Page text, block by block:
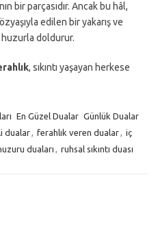
bir parçasıdır. Ancak bu hâl,
edilen bir yakarış ve
huzurla doldurur.
, sıkıntı yaşayan herkese
En Güzel Dualar Günlük Dualar
dualar, ferahlık veren dualar, iç
duaları , ruhsal sıkıntı duası